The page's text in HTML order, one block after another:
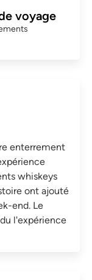
voyage
enterrement
whiskeys
ont ajouté
end. Le
l'expérience